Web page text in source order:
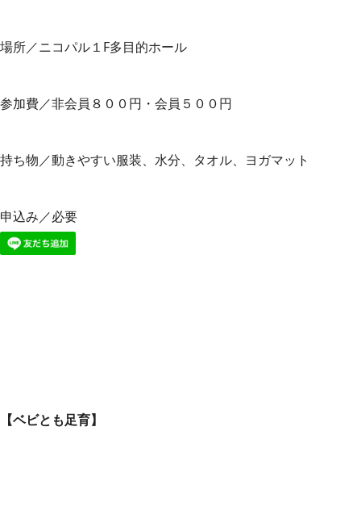
場所／ニコパル１F多目的ホール
参加費／非会員８００円・会員５００円
持ち物／動きやすい服装、水分、タオル、ヨガマット
申込み／必要
【ベビとも足育】